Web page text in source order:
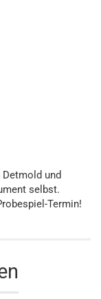
und
selbst.
Termin!